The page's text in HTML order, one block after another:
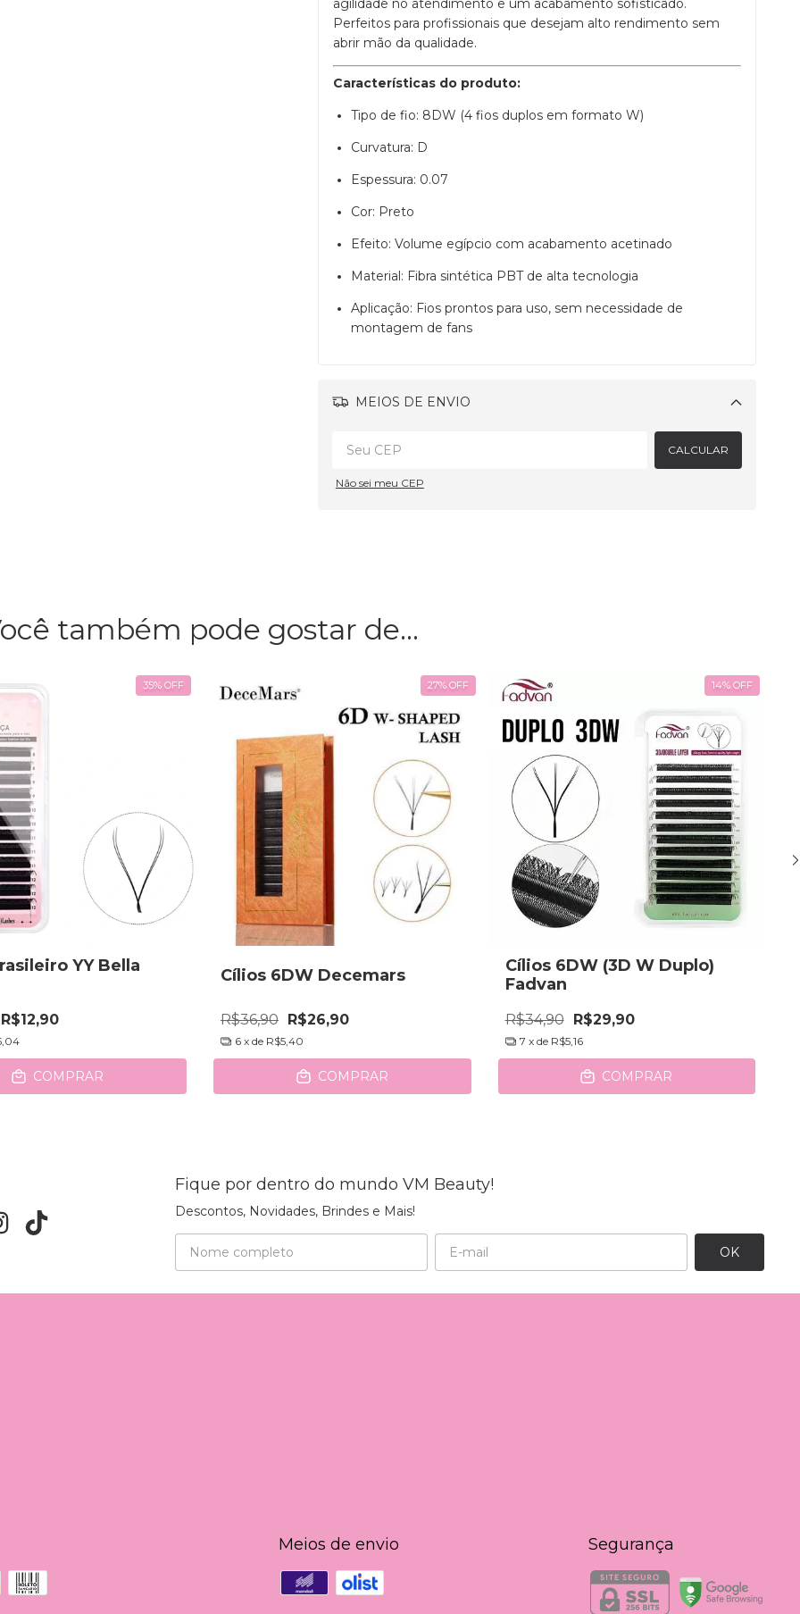
agilidade no atendimento e um acabamento sofisticado.
Perfeitos para profissionais que desejam alto rendimento sem
abrir mão da qualidade.
Características do produto:
Tipo de fio: 8DW (4 fios duplos em formato W)
Curvatura: D
Espessura: 0.07
Cor: Preto
Efeito: Volume egípcio com acabamento acetinado
Material: Fibra sintética PBT de alta tecnologia
Aplicação: Fios prontos para uso, sem necessidade de
montagem de fans
MEIOS DE ENVIO
Alterar CEP
CALCULAR
Não sei meu CEP
também pode gostar de...
35% OFF
YY Bella
R$12,90
COMPRAR
27% OFF
Cílios 6DW Decemars
R$36,90 R$26,90
6 x de R$5,40
COMPRAR
14% OFF
Cílios 6DW (3D W Duplo)
Fadvan
R$34,90 R$29,90
7 x de R$5,16
COMPRAR
Fique por dentro do mundo VM Beauty!
Descontos, Novidades, Brindes e Mais!
Meios de envio Segurança